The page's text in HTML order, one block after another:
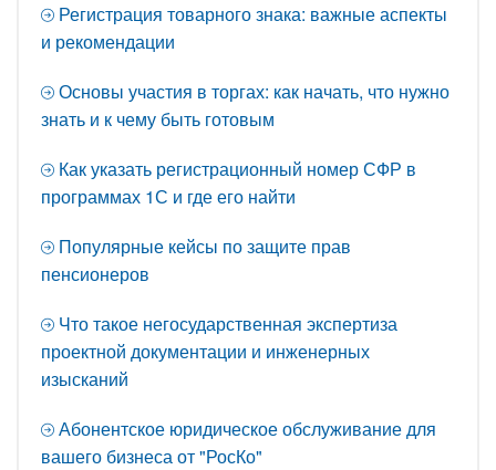
Регистрация товарного знака: важные аспекты
и рекомендации
Основы участия в торгах: как начать, что нужно
знать и к чему быть готовым
Как указать регистрационный номер СФР в
программах 1С и где его найти
Популярные кейсы по защите прав
пенсионеров
Что такое негосударственная экспертиза
проектной документации и инженерных
изысканий
Абонентское юридическое обслуживание для
вашего бизнеса от "РосКо"